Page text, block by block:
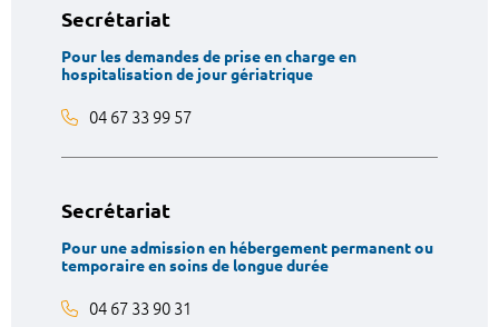
Secrétariat
Pour les demandes de prise en charge en
hospitalisation de jour gériatrique
04 67 33 99 57
Secrétariat
Pour une admission en hébergement permanent ou
temporaire en soins de longue durée
04 67 33 90 31